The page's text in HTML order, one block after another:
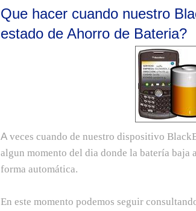
Que hacer cuando nuestro
estado de Ahorro de Bateria?
A veces cuando de nuestro dispositivo
algun momento del dia donde la batería baja
forma automática.
En este momento podemos seguir